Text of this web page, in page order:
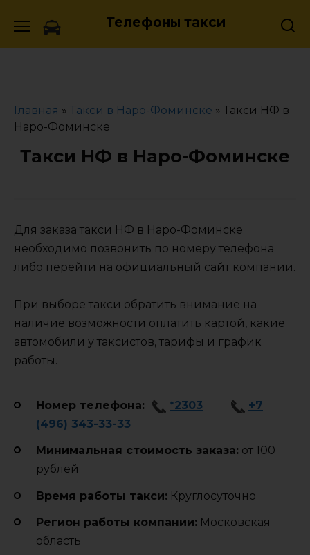
Телефоны такси
Главная » Такси в Наро-Фоминске » Такси НФ в
Наро-Фоминске
Такси НФ в Наро-Фоминске
Для заказа такси НФ в Наро-Фоминске
необходимо позвонить по номеру телефона
либо перейти на официальный сайт компании.
При выборе такси обратить внимание на
наличие возможности оплатить картой, какие
автомобили у таксистов, тарифы и график
работы.
Номер телефона: *2303
+7
(496) 343-33-33
Минимальная стоимость заказа: от 100
рублей
Время работы такси: Круглосуточно
Регион работы компании: Московская
область